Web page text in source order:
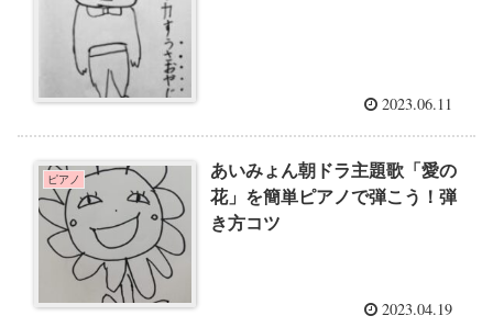
2023.06.11
ピアノ
あいみょん朝ドラ主題歌「愛の
花」を簡単ピアノで弾こう！弾
き方コツ
2023.04.19